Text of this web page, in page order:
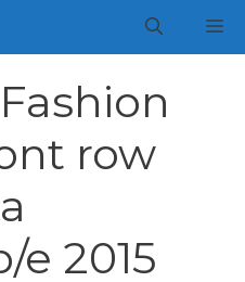
row
e 2015